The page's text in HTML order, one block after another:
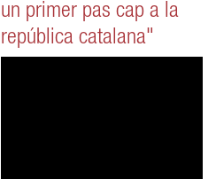
un primer pas cap a la
república catalana"